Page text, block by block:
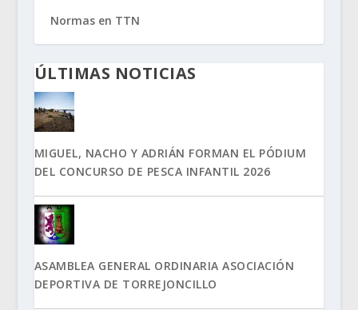
Normas en TTN
ÚLTIMAS NOTICIAS
MIGUEL, NACHO Y ADRIÁN FORMAN EL PÓDIUM
DEL CONCURSO DE PESCA INFANTIL 2026
ASAMBLEA GENERAL ORDINARIA ASOCIACIÓN
DEPORTIVA DE TORREJONCILLO